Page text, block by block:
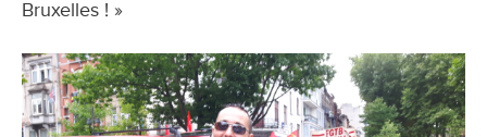
Bruxelles ! »